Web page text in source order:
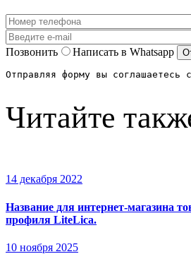
Позвонить Написать в Whatsapp
Отправляя форму вы соглашаетесь
Читайте
14 декабря 2022
Название для интернет-магазина
профиля LiteLica.
10 ноября 2025